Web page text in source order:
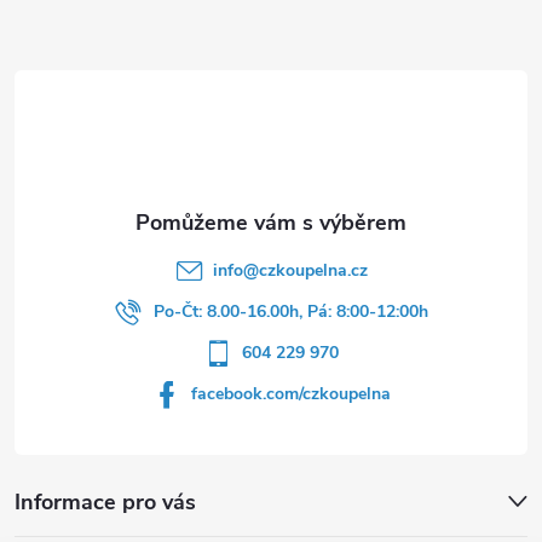
Informace pro vás
info@czkoupelna.cz
Po-Čt: 8.00-16.00h, Pá: 8:00-12:00h
604 229 970
facebook.com/czkoupelna